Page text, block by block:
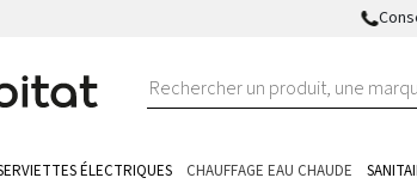
ÉLECTRIQUES CHAUFFAGE EAU CHAUDE